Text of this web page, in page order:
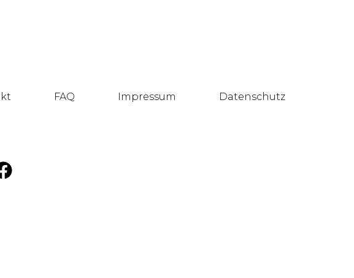
FAQ Impressum Datenschutz